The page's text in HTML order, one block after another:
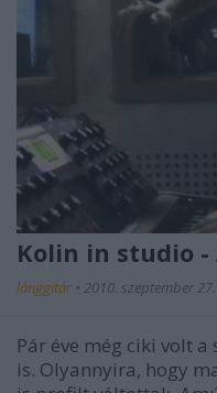
Kolin in studio
lánggitár • 2010. szeptember 27.
Pár éve még ciki volt
is. Olyannyira, hogy